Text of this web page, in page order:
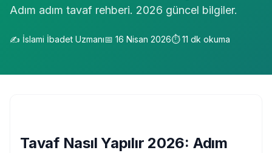
Adım adım tavaf rehberi. 2026 güncel bilgiler.
✍️ İslami İbadet Uzmanı📅 16 Nisan 2026⏱️11 dk okuma
Tavaf Nasıl Yapılır 2026: Adım